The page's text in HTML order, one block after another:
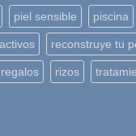
piel sensible piscina
reconstruye tu
regalos rizos